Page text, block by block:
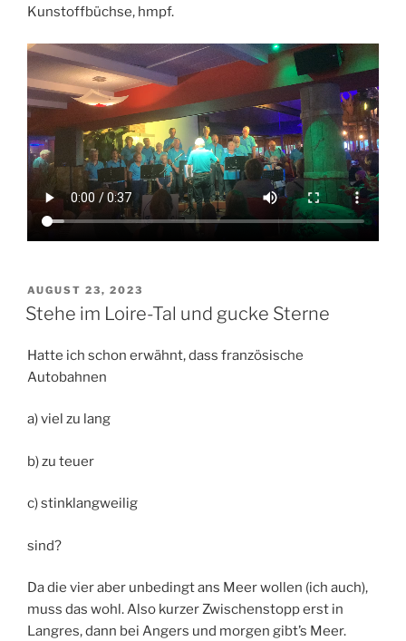
Kunstoffbüchse, hmpf.
VERÖFFENTLICHT
AM
AUGUST 23, 2023
Stehe im Loire-Tal und gucke Sterne
Hatte ich schon erwähnt, dass französische
Autobahnen
a) viel zu lang
b) zu teuer
c) stinklangweilig
sind?
Da die vier aber unbedingt ans Meer wollen (ich auch),
muss das wohl. Also kurzer Zwischenstopp erst in
Langres, dann bei Angers und morgen gibt’s Meer.